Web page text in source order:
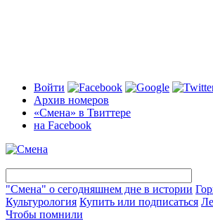
Войти
Архив номеров
«Смена» в Твиттере
на Facebook
"Смена" о сегодняшнем дне в истории
Культурология Купить или подписаться
Чтобы помнили